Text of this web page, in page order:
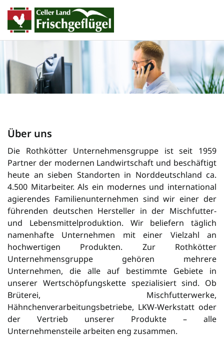
Über uns
Die Rothkötter Unternehmensgruppe ist seit 1959
Partner der modernen Landwirtschaft und beschäftigt
heute an sieben Standorten in Norddeutschland ca.
4.500 Mitarbeiter. Als ein modernes und international
agierendes Familienunternehmen sind wir einer der
füh­ren­den deutschen Her­steller in der Misch­futter-
und Lebensmittelproduktion. Wir beliefern täglich
namenhafte Unter­neh­men mit einer Vielzahl an
hochwertigen Pro­dukten. Zur Rothkötter
Unternehmensgruppe gehören mehrere
Unternehmen, die alle auf bestimmte Gebiete in
unserer Wertschöpfungskette spezialisiert sind. Ob
Brüterei, Mischfutterwerke,
Hähnchenverarbeitungsbetriebe, LKW-Werkstatt oder
der Vertrieb unserer Produkte – alle
Unternehmensteile arbeiten eng zusammen.